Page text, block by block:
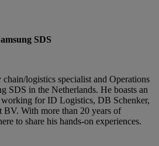
SDS
logistics specialist and Operations
SDS in the Netherlands. He boasts an
for ID Logistics, DB Schenker,
BV. With more than 20 years of
to share his hands-on experiences.